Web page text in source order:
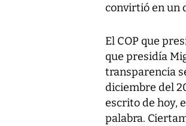
convirtió en un
El COP que
que presidía
transparencia
diciembre del
escrito de hoy,
palabra.